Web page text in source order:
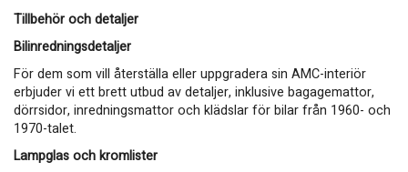
Tillbehör och detaljer
Bilinredningsdetaljer
För dem som vill återställa eller uppgradera sin AMC-interiör
erbjuder vi ett brett utbud av detaljer, inklusive bagagemattor,
dörrsidor, inredningsmattor och klädslar för bilar från 1960- och
1970-talet.
Lampglas och kromlister